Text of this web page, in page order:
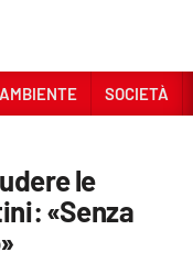
AMBIENTE SOCIETÀ
le
«Senza